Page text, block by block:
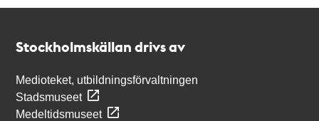
Stockholmskällan drivs av
Medioteket, utbildningsförvaltningen
Stadsmuseet
Medeltidsmuseet